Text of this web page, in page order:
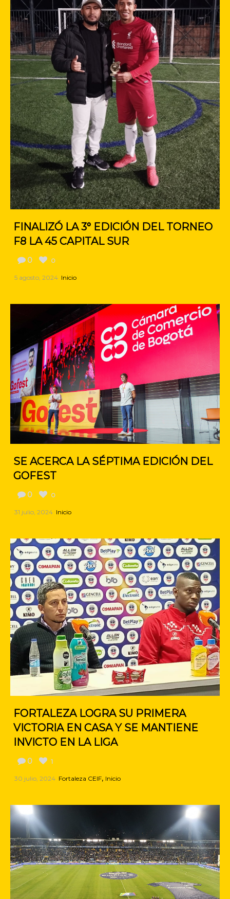
FINALIZÓ LA 3° EDICIÓN DEL TORNEO
F8 LA 45 CAPITAL SUR
0 0
5 agosto, 2024 Inicio
SE ACERCA LA SÉPTIMA EDICIÓN DEL
GOFEST
0 0
31 julio, 2024 Inicio
FORTALEZA LOGRA SU PRIMERA
VICTORIA EN CASA Y SE MANTIENE
INVICTO EN LA LIGA
0 1
30 julio, 2024 Fortaleza CEIF, Inicio